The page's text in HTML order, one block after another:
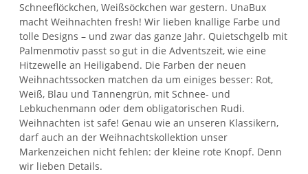
Schneeflöckchen, Weißsöckchen war gestern. UnaBux
macht Weihnachten fresh! Wir lieben knallige Farbe und
tolle Designs – und zwar das ganze Jahr. Quietschgelb mit
Palmenmotiv passt so gut in die Adventszeit, wie eine
Hitzewelle an Heiligabend. Die Farben der neuen
Weihnachtssocken matchen da um einiges besser: Rot,
Weiß, Blau und Tannengrün, mit Schnee- und
Lebkuchenmann oder dem obligatorischen Rudi.
Weihnachten ist safe! Genau wie an unseren Klassikern,
darf auch an der Weihnachtskollektion unser
Markenzeichen nicht fehlen: der kleine rote Knopf. Denn
wir lieben Details.